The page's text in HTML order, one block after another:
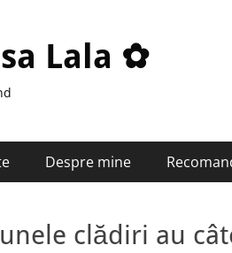
Lala ✿
Despre mine
clădiri au